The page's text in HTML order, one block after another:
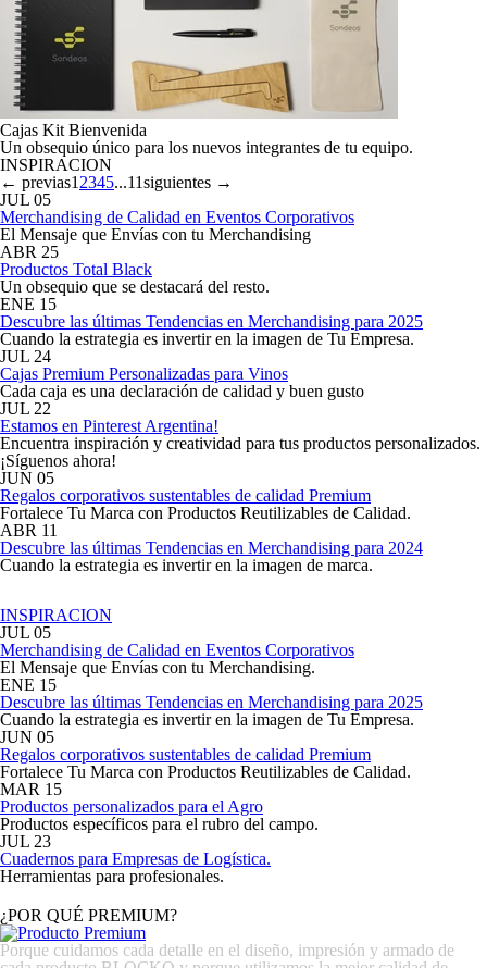
Cajas Kit Bienvenida
Un obsequio único para los nuevos integrantes de tu equipo.
INSPIRACION
← previas1 2345...11siguientes →
JUL 05
Merchandising de Calidad en Eventos Corporativos
El Mensaje que Envías con tu Merchandising
ABR 25
Productos Total Black
Un obsequio que se destacará del resto.
ENE 15
Descubre las últimas Tendencias en Merchandising para 2025
Cuando la estrategia es invertir en la imagen de Tu Empresa.
JUL 24
Cajas Premium Personalizadas para Vinos
Cada caja es una declaración de calidad y buen gusto
JUL 22
Estamos en Pinterest Argentina!
Encuentra inspiración y creatividad para tus productos personalizados.
¡Síguenos ahora!
JUN 05
Regalos corporativos sustentables de calidad Premium
Fortalece Tu Marca con Productos Reutilizables de Calidad.
ABR 11
Descubre las últimas Tendencias en Merchandising para 2024
Cuando la estrategia es invertir en la imagen de marca.
INSPIRACION
JUL 05
Merchandising de Calidad en Eventos Corporativos
El Mensaje que Envías con tu Merchandising.
ENE 15
Descubre las últimas Tendencias en Merchandising para 2025
Cuando la estrategia es invertir en la imagen de Tu Empresa.
JUN 05
Regalos corporativos sustentables de calidad Premium
Fortalece Tu Marca con Productos Reutilizables de Calidad.
MAR 15
Productos personalizados para el Agro
Productos específicos para el rubro del campo.
JUL 23
Cuadernos para Empresas de Logística.
Herramientas para profesionales.
¿POR QUÉ PREMIUM?
Porque cuidamos cada detalle en el diseño, impresión y armado de